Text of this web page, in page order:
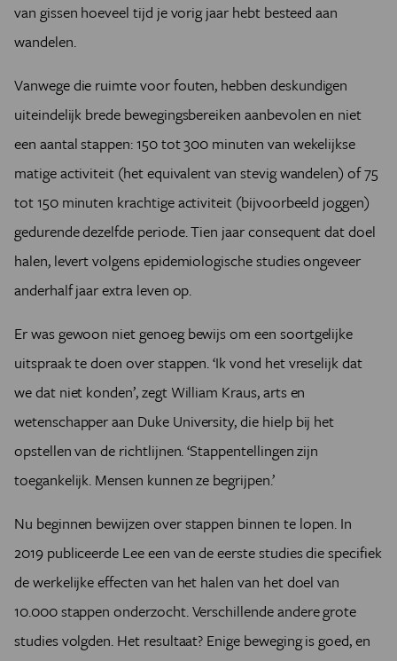
van gissen hoeveel tijd je vorig jaar hebt besteed aan
wandelen.
Vanwege die ruimte voor fouten, hebben deskundigen
uiteindelijk brede bewegingsbereiken aanbevolen en niet
een aantal stappen: 150 tot 300 minuten van wekelijkse
matige activiteit (het equivalent van stevig wandelen) of 75
tot 150 minuten krachtige activiteit (bijvoorbeeld joggen)
gedurende dezelfde periode. Tien jaar consequent dat doel
halen, levert volgens epidemiologische studies ongeveer
anderhalf jaar extra leven op.
Er was gewoon niet genoeg bewijs om een soortgelijke
uitspraak te doen over stappen. ‘Ik vond het vreselijk dat
we dat niet konden’, zegt William Kraus, arts en
wetenschapper aan Duke University, die hielp bij het
opstellen van de richtlijnen. ‘Stappentellingen zijn
toegankelijk. Mensen kunnen ze begrijpen.’
Nu beginnen bewijzen over stappen binnen te lopen. In
2019 publiceerde Lee een van de eerste studies die specifiek
de werkelijke effecten van het halen van het doel van
10.000 stappen onderzocht. Verschillende andere grote
studies volgden. Het resultaat? Enige beweging is goed, en